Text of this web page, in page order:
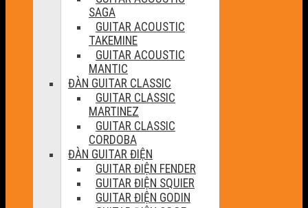
SAGA
GUITAR ACOUSTIC
TAKEMINE
GUITAR ACOUSTIC
MANTIC
ĐÀN GUITAR CLASSIC
GUITAR CLASSIC
MARTINEZ
GUITAR CLASSIC
CORDOBA
ĐÀN GUITAR ĐIỆN
GUITAR ĐIỆN FENDER
GUITAR ĐIỆN SQUIER
GUITAR ĐIỆN GODIN